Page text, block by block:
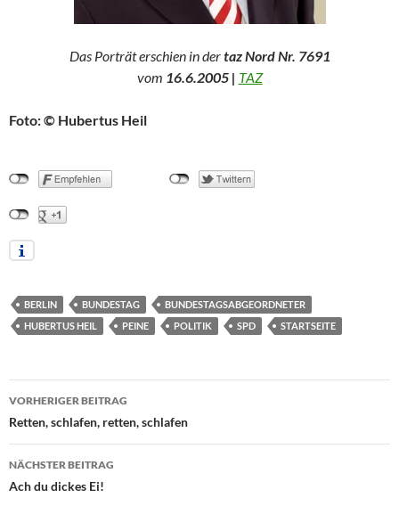
Das Porträt erschien in dertaz Nord Nr. 7691
vom 16.6.2005 | TAZ
Foto: © Hubertus Heil
BERLIN BUNDESTAG
BUNDESTAGSABGEORDNETER
HUBERTUS HEIL
PEINE POLITIK SPD STARTSEITE
Beitragsnavigation
VORHERIGER BEITRAG
Retten, schlafen, retten, schlafen
NÄCHSTER BEITRAG
Ach du dickes Ei!